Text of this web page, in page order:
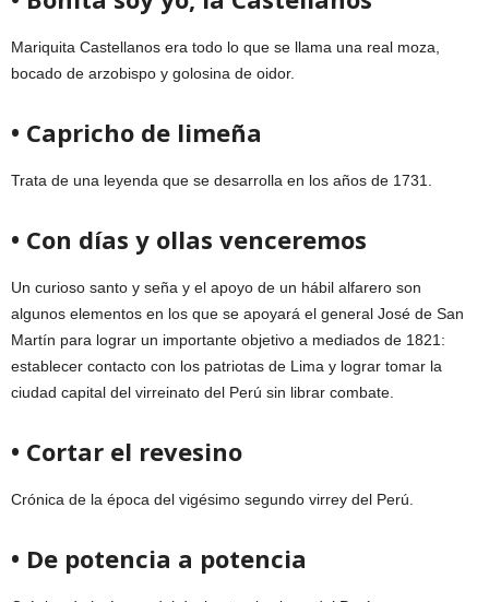
Mariquita Castellanos era todo lo que se llama una real moza,
bocado de arzobispo y golosina de oidor.
• Capricho de limeña
Trata de una leyenda que se desarrolla en los años de 1731.
• Con días y ollas venceremos
Un curioso santo y seña y el apoyo de un hábil alfarero son
algunos elementos en los que se apoyará el general José de San
Martín para lograr un importante objetivo a mediados de 1821:
establecer contacto con los patriotas de Lima y lograr tomar la
ciudad capital del virreinato del Perú sin librar combate.
• Cortar el revesino
Crónica de la época del vigésimo segundo virrey del Perú.
• De potencia a potencia